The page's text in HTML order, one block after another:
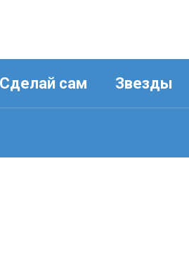
Сделай сам Звезды